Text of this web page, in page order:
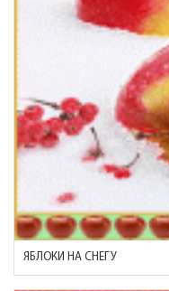
ЯБЛОКИ НА СНЕГУ